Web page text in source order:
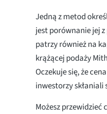
Jedną z metod
jest porównanie jej
patrzy również na
krążącej podaży
Oczekuje się, że
inwestorzy skłaniali
Możesz